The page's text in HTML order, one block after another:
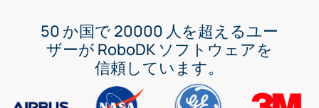
50 か国で 20000 人を超えるユー
ザーが RoboDK ソフトウェアを
信頼しています。